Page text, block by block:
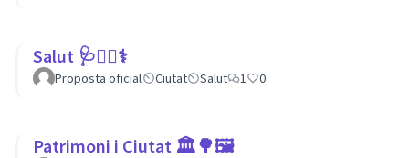
Salut 🩺👩‍⚕️⚕
Proposta oficial Ciutat Salut 1 0
Patrimoni i Ciutat 🏛🌳🖼